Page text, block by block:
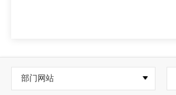
部门网站